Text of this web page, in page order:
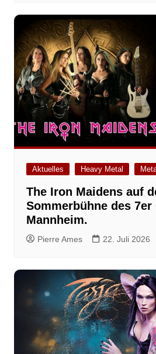
Aktuelles Heavy Metal
The Iron Maidens auf
Sommerbühne des 7er
Mannheim.
Pierre Ames 22. Juli 2026